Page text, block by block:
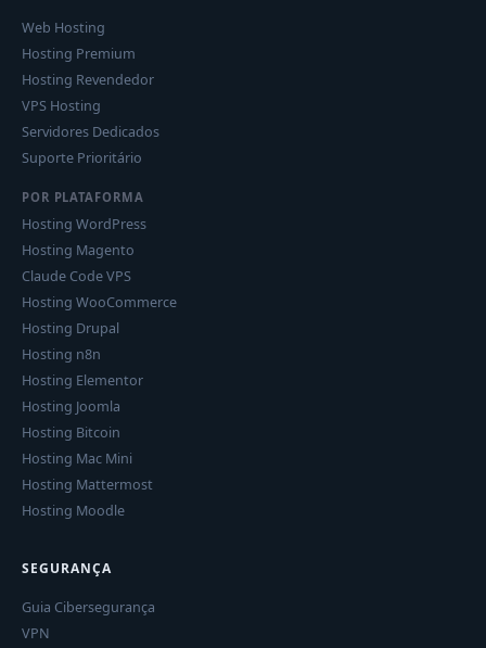
Web Hosting
Hosting Premium
Hosting Revendedor
VPS Hosting
Servidores Dedicados
Suporte Prioritário
POR PLATAFORMA
Hosting WordPress
Hosting Magento
Claude Code VPS
Hosting WooCommerce
Hosting Drupal
Hosting n8n
Hosting Elementor
Hosting Joomla
Hosting Bitcoin
Hosting Mac Mini
Hosting Mattermost
Hosting Moodle
SEGURANÇA
Guia Cibersegurança
VPN